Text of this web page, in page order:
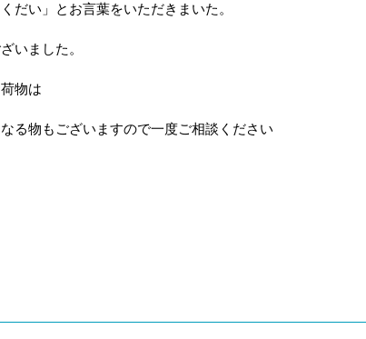
だい」とお言葉をいただきまいた。
いました。
物は
る物もございますので一度ご相談ください